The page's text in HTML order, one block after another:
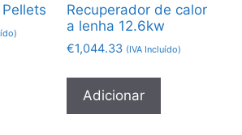
Recuperador de calor
a lenha 12.6kw
€1,044.33 (IVA Incluído)
Adicionar